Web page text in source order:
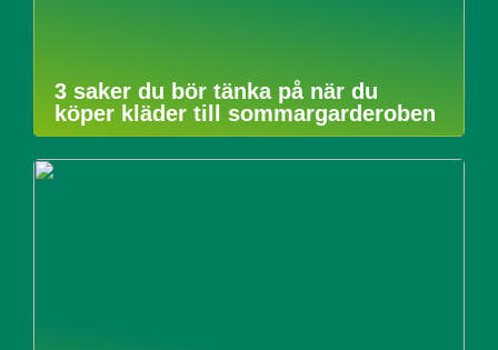
3 saker du bör tänka på när du
köper kläder till sommargarderoben